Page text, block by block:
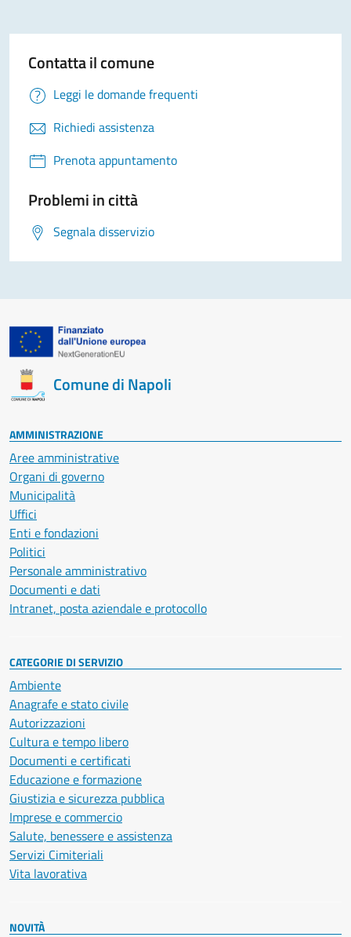
Contatta il comune
Leggi le domande frequenti
Richiedi assistenza
Prenota appuntamento
Problemi in città
Segnala disservizio
Comune di Napoli
AMMINISTRAZIONE
Aree amministrative
Organi di governo
Municipalità
Uffici
Enti e fondazioni
Politici
Personale amministrativo
Documenti e dati
Intranet, posta aziendale e protocollo
CATEGORIE DI SERVIZIO
Ambiente
Anagrafe e stato civile
Autorizzazioni
Cultura e tempo libero
Documenti e certificati
Educazione e formazione
Giustizia e sicurezza pubblica
Imprese e commercio
Salute, benessere e assistenza
Servizi Cimiteriali
Vita lavorativa
NOVITÀ